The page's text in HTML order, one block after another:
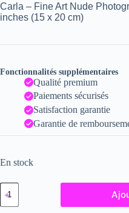
Carla – Fine Art Nude
inches (15 x 20 cm)
Fonctionnalités supplémentaires
Qualité premium
Paiements sécurisés
Satisfaction garantie
Garantie de
En stock
quantité
de
Carla